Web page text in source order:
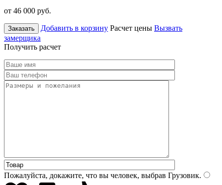
от 46 000 руб.
Заказать Добавить в корзину Расчет цены Вызвать
замерщика
Получить расчет
Пожалуйста, докажите, что вы человек, выбрав Грузовик.